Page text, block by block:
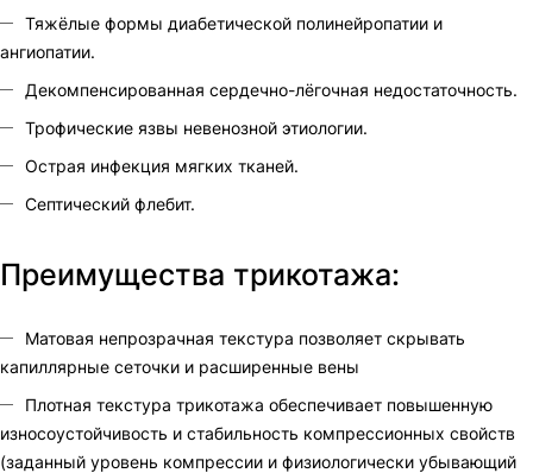
Тяжёлые формы диабетической полинейропатии и
ангиопатии.
Декомпенсированная сердечно-лёгочная недостаточность.
Трофические язвы невенозной этиологии.
Острая инфекция мягких тканей.
Септический флебит.
Преимущества трикотажа:
Матовая непрозрачная текстура позволяет скрывать
капиллярные сеточки и расширенные вены
Плотная текстура трикотажа обеспечивает повышенную
износоустойчивость и стабильность компрессионных свойств
(заданный уровень компрессии и физиологически убывающий